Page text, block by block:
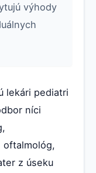
výhody
lekári pediatri
níci
z úseku